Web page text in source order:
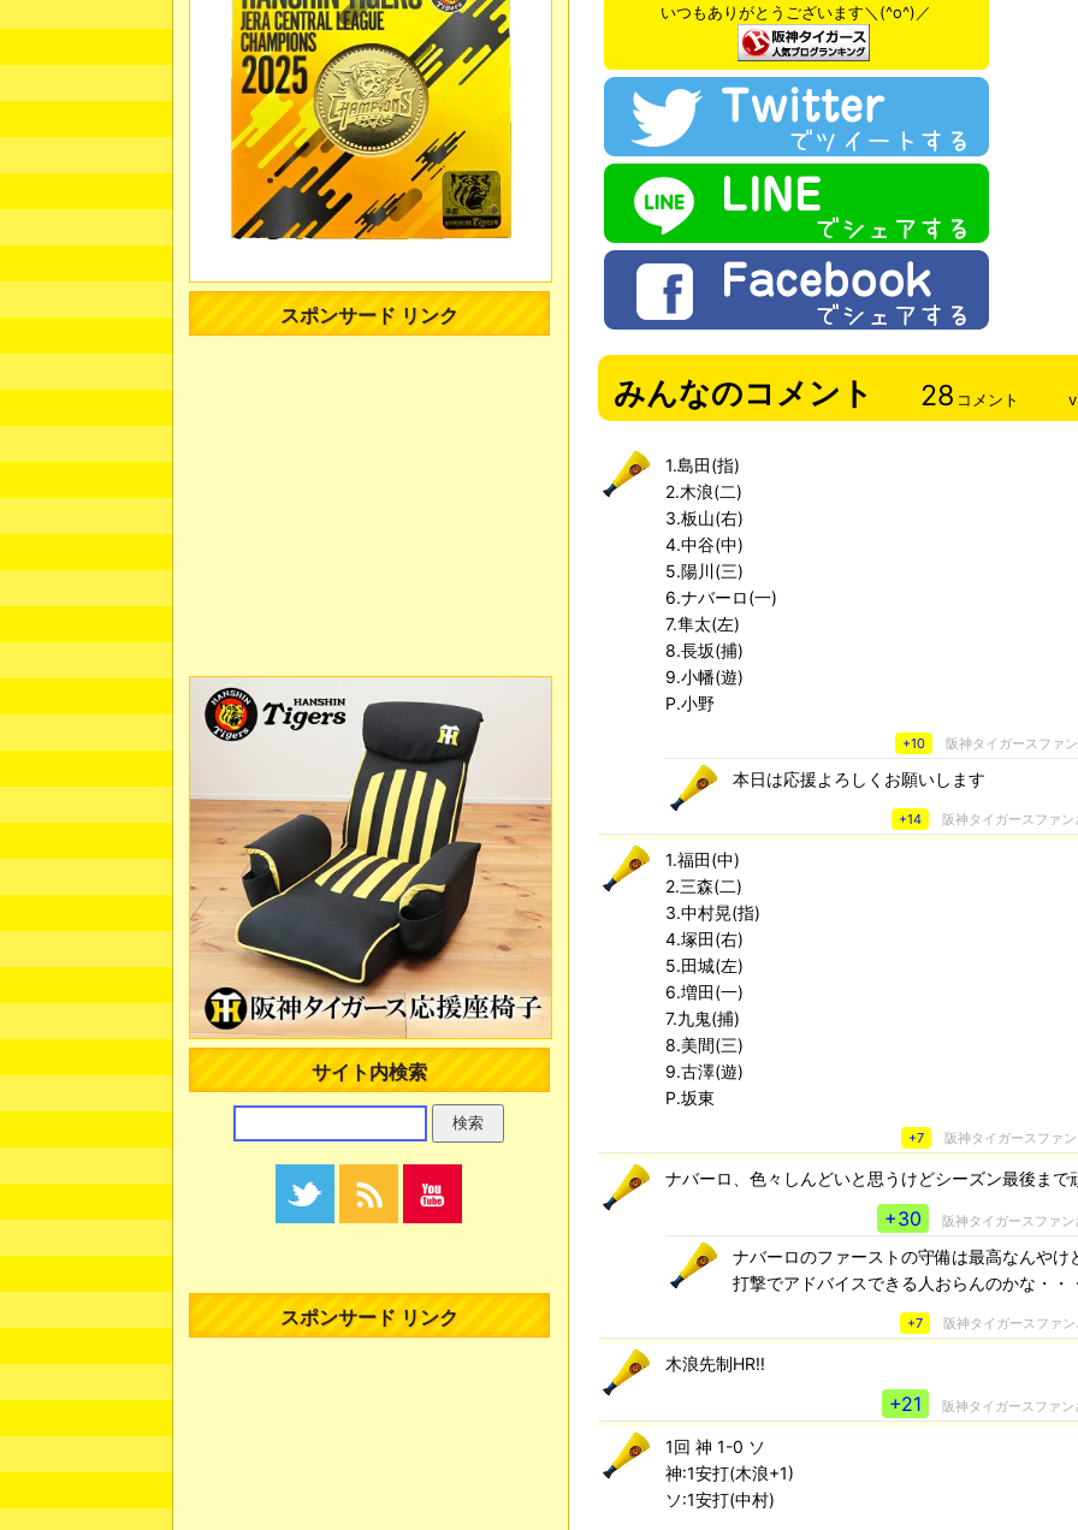
いつもありがとうございます＼(^o^)／
みんなのコメント 28 コメント
1.島田(指)
2.木浪(二)
3.板山(右)
4.中谷(中)
5.陽川(三)
6.ナバーロ(一)
7.隼太(左)
8.長坂(捕)
9.小幡(遊)
P.小野
+10 阪神タイガースファ
本日は応援よろしくお願いします
+14 阪神タイガースファ
1.福田(中)
2.三森(二)
3.中村晃(指)
4.塚田(右)
5.田城(左)
6.増田(一)
7.九鬼(捕)
8.美間(三)
9.古澤(遊)
P.坂東
+7 阪神タイガースファ
ナバーロ、色々しんどいと思うけどシーズン最後まで
+30 阪神タイガースファ
ナバーロのファーストの守備は最高なんやけ
打撃でアドバイスできる人おらんのかな・・
+7 阪神タイガースファ
木浪先制HR‼️
+21 阪神タイガースファ
1回 神 1-0 ソ
神:1安打(木浪+1)
ソ:1安打(中村)
スポンサード リンク
サイト内検索
スポンサード リンク